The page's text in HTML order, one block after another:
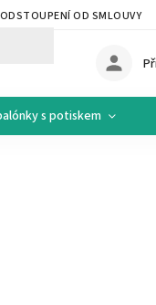
ODSTOUPENÍ OD SMLOUVY
s potiskem